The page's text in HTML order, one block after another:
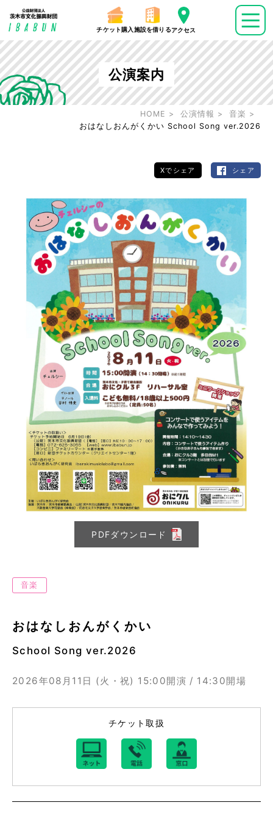
チケット購入 施設を借りるアクセス
公演案内
HOME 公演情報
音楽
おはなしおんがくかい School Song ver.2026
Xでシェア シェア
PDFダウンロード
音楽
おはなしおんがくかい
School Song ver.2026
2026年08月11日 (火・祝) 15:00開演 / 14:30開場
チケット取扱